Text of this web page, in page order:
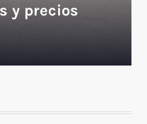
y precios